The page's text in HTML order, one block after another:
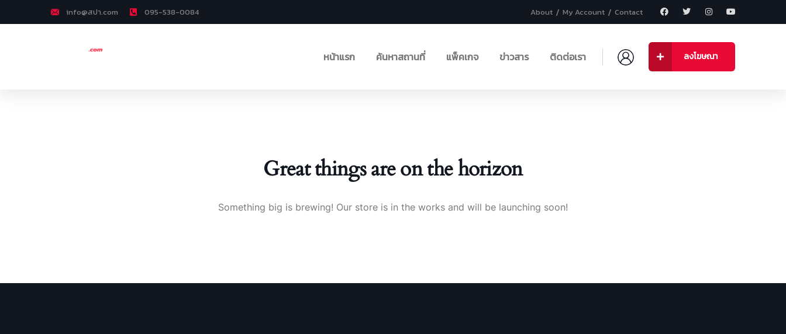
info@สปา.com 095-538-0084 About My Account Contact
หน้าแรก ค้นหาสถานที่ แพ็คเกจ ข่าวสาร ติดต่อเรา ลงโฆษณา
Great things are on the horizon
Something big is brewing! Our store is in the works and will be launching soon!